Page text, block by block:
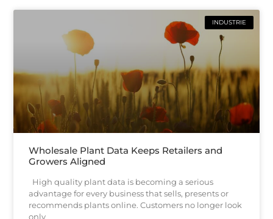
INDUSTRIE
Wholesale Plant Data Keeps Retailers and
Growers Aligned
High quality plant data is becoming a serious
advantage for every business that sells, presents or
recommends plants online. Customers no longer look
only